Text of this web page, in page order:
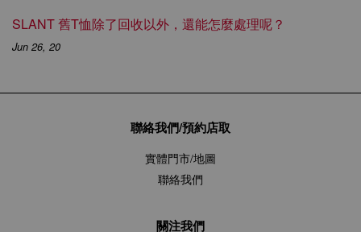
SLANT 舊T恤除了回收以外，還能怎麼處理呢？
Jun 26, 20
聯絡我們/預約店取
實體門市/地圖
聯絡我們
關注我們